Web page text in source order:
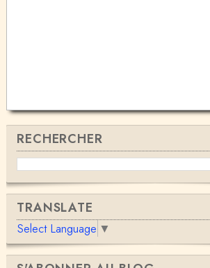
RECHERCHER
TRANSLATE
Select Language ▼